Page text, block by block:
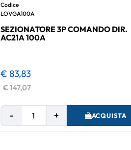
Codice
LOVGA100A
SEZIONATORE 3P COMANDO DIR.
AC21A 100A
€ 147,07
€ 83,83
Quantità ACQUISTA